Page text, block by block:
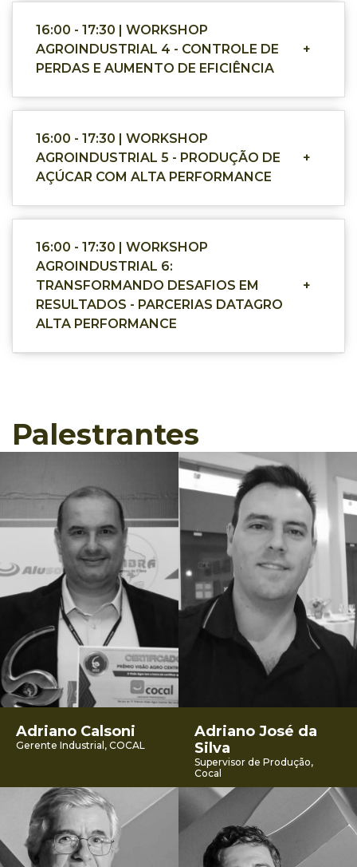
16:00 - 17:30 | WORKSHOP
AGROINDUSTRIAL 4 - CONTROLE DE
PERDAS E AUMENTO DE EFICIÊNCIA
+
16:00 - 17:30 | WORKSHOP
AGROINDUSTRIAL 5 - PRODUÇÃO DE
AÇÚCAR COM ALTA PERFORMANCE
+
16:00 - 17:30 | WORKSHOP
AGROINDUSTRIAL 6:
TRANSFORMANDO DESAFIOS EM
RESULTADOS - PARCERIAS DATAGRO
ALTA PERFORMANCE
+
Palestrantes
Adriano Calsoni
Gerente Industrial, COCAL
Adriano José da
Silva
Supervisor de Produção,
Cocal